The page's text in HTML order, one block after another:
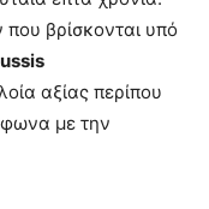
βρίσκονται υπό
αξίας περίπου
με την